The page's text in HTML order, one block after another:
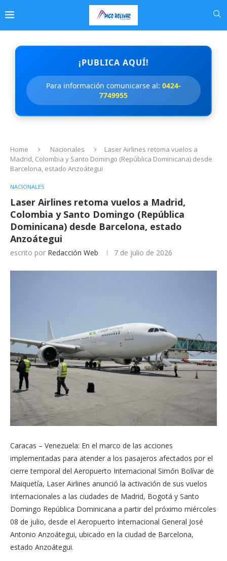
¡PUBLICA AQUÍ!
Para información comunicarse al: 0424-
7749955
Home Nacionales
Laser Airlines retoma vuelos a
Madrid, Colombia y Santo Domingo (República Dominicana) desde
Barcelona, estado Anzoátegui
NACIONALES
Laser Airlines retoma vuelos a Madrid,
Colombia y Santo Domingo (República
Dominicana) desde Barcelona, estado
Anzoátegui
escrito por Redacción Web 7 de julio de 2026
Caracas – Venezuela: En el marco de las acciones
implementadas para atender a los pasajeros afectados por el
cierre temporal del Aeropuerto Internacional Simón Bolívar de
Maiquetía, Laser Airlines anunció la activación de sus vuelos
Internacionales a las ciudades de Madrid, Bogotá y Santo
Domingo República Dominicana a partir del próximo miércoles
08 de julio, desde el Aeropuerto Internacional General José
Antonio Anzoátegui, ubicado en la ciudad de Barcelona,
estado Anzoátegui.